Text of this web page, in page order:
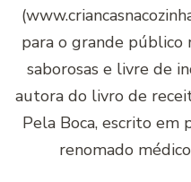
para o grande público
saborosas e livre de
autora do livro de
Pela Boca, escrito em
renomado